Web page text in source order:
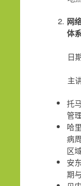
网
体
日
主
托
管
哈
病
区
安
期